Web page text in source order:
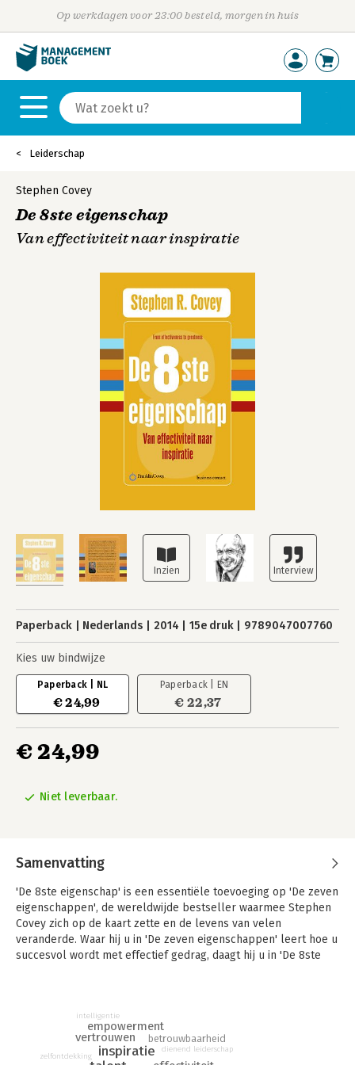
Op werkdagen voor 23:00 besteld, morgen in huis
Leiderschap
Stephen Covey
De 8ste eigenschap
Van effectiviteit naar inspiratie
Paperback Nederlands 2014 15e druk 9789047007760
Kies uw bindwijze
Paperback | NL
€ 24,99
Paperback | EN
€ 22,37
€ 24,99
Niet leverbaar.
Samenvatting
'De 8ste eigenschap' is een essentiële toevoeging op 'De zeven
eigenschappen', de wereldwijde bestseller waarmee Stephen
Covey zich op de kaart zette en de levens van velen
veranderde. Waar hij u in 'De zeven eigenschappen' leert hoe u
succesvol wordt met effectief gedrag, daagt hij u in 'De 8ste
en bekwaamheden te vergroten. Covey laat zien hoe u ook
anderen kunt helpen het beste uit zichzelf te halen. Zo boort
u, zowel persoonlijk als binnen uw organisatie, veel meer
inspiratie
vertrouwen
empowerment
betrouwbaarheid
dienend leiderschap
zelfontdekking
intelligentie